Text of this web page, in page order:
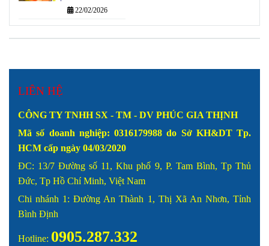
Nghệ Cao Thành
22/02/2026
LIÊN HỆ
CÔNG TY TNHH SX - TM - DV PHÚC GIA THỊNH
Mã số doanh nghiệp: 0316179988 do Sở KH&DT Tp.
HCM cấp ngày 04/03/2020
ĐC: 13/7 Đường số 11, Khu phố 9, P. Tam Bình, Tp Thủ
Đức, Tp Hồ Chí Minh, Việt Nam
Chi nhánh 1: Đường An Thành 1, Thị Xã An Nhơn, Tỉnh
Bình Định
Hotline: 0905.287.332